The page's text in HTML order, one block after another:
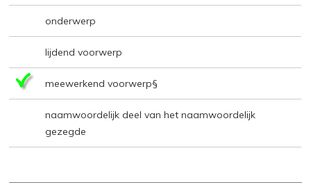
onderwerp
lijdend voorwerp
meewerkend voorwerp§
naamwoordelijk deel van het naamwoordelijk
gezegde